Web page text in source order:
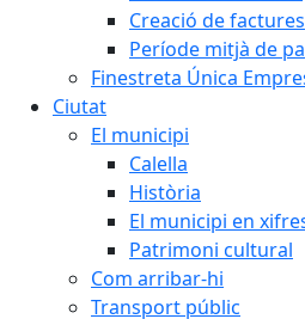
Creació de factures
Període mitjà de
Finestreta Única
Ciutat
El municipi
Calella
Història
El municipi en
Patrimoni cultural
Com arribar-hi
Transport públic